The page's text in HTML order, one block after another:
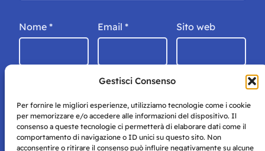
Gestisci Consenso
Per fornire le migliori esperienze, utilizziamo tecnologie come i cookie
per memorizzare e/o accedere alle informazioni del dispositivo. Il
consenso a queste tecnologie ci permetterà di elaborare dati come il
comportamento di navigazione o ID unici su questo sito. Non
acconsentire o ritirare il consenso può influire negativamente su alcune
Nome * Email * Sito web